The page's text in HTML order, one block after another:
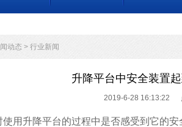
动态 > 行业新闻
升降平台中安全装置
2019-6-28 16:13:22
用升降平台的过程中是否感受到它的